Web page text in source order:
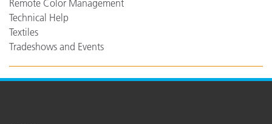
Remote Color Management
Technical Help
Textiles
Tradeshows and Events